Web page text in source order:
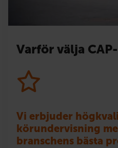
Varför välja
Vi erbjuder
körundervisning
branschens bästa